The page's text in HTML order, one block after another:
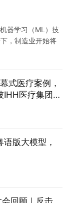
器学习（ML）技
，制造业开始将
式医疗案例，
IHH医疗集团助
版大模型，